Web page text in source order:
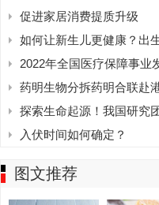
促进家居消费提质升级
如何让新生儿更健康？出
2022年全国医疗保障事业
药明生物分拆药明合联赴
探索生命起源！我国研究
入伏时间如何确定？
图文推荐